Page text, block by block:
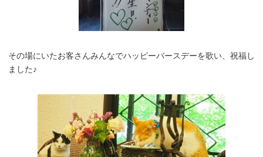
その場にいたお客さんみんなでハッピーバースデーを歌い、祝福し
ました♪